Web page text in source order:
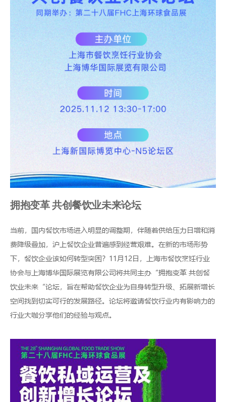
拥抱变革 共创餐饮业未来论坛
当前，国内餐饮市场进入明显的调整期，伴随着供给压力日增和消
费降级叠加，沪上餐饮企业普遍感到经营艰难。在新的市场形势
下，餐饮企业该如何转型突困？11月12日，上海市餐饮烹饪行业
协会与上海博华国际展览有限公司将共同主办“拥抱变革 共创餐
饮业未来“论坛，旨在帮助餐饮企业为自身转型升级、拓展新增长
空间找到切实可行的发展路径。论坛将邀请餐饮行业内有影响力的
行业大咖分享他们的经验与观点。